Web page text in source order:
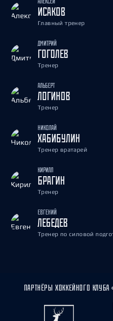
ИСАКОВ
Главный тренер
ДМИТРИЙ
ГОГОЛЕВ
Тренер
АЛЬБЕРТ
ЛОГИНОВ
Тренер
НИКОЛАЙ
ХАБИБУЛИН
Тренер вратарей
КИРИЛЛ
БРАГИН
Тренер
ЕВГЕНИЙ
ЛЕБЕДЕВ
Тренер по силовой
ПАРТНЁРЫ ХОККЕЙНОГО КЛУБА